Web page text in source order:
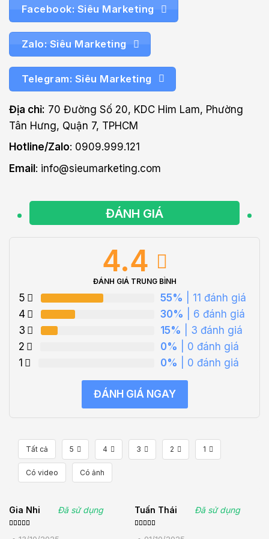
Facebook: Siêu Marketing
Zalo: Siêu Marketing
Telegram: Siêu Marketing
Địa chỉ: 70 Đường Số 20, KDC Him Lam, Phường
Tân Hưng, Quận 7, TPHCM
Hotline/Zalo: 0909.999.121
Email: info@sieumarketing.com
ĐÁNH GIÁ
4.4
ĐÁNH GIÁ TRUNG BÌNH
5 55% | 11 đánh giá
4
30% | 6 đánh giá
3
15% | 3 đánh giá
2
0% | 0 đánh giá
1
0% | 0 đánh giá
ĐÁNH GIÁ NGAY
Tất cả 5 4 3 2 1
Có video Có ảnh
Gia Nhi Đã sử dụng
hạng55
Tuấn Thái Đã sử dụng
xếp hạng